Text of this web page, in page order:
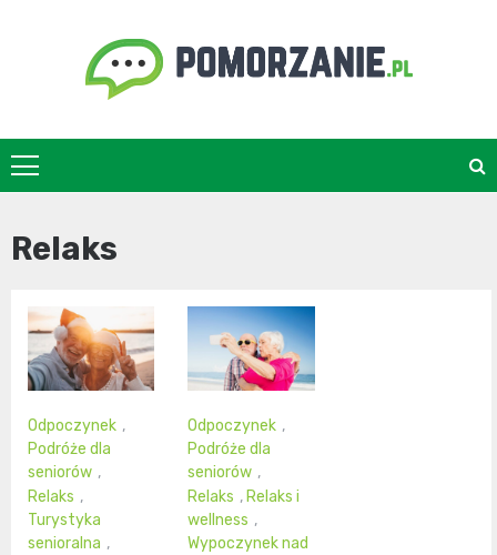
pomorzanie.pl
Relaks
Odpoczynek ,
Podróże dla
seniorów ,
Relaks ,
Turystyka
senioralna ,
Odpoczynek ,
Podróże dla
seniorów ,
Relaks , Relaks i
wellness ,
Wypoczynek nad